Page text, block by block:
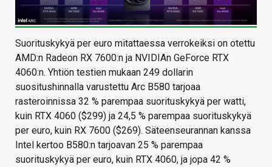
Suorituskykyä per euro mitattaessa verrokeiksi on otettu
AMD:n Radeon RX 7600:n ja NVIDIAn GeForce RTX
4060:n. Yhtiön testien mukaan 249 dollarin
suositushinnalla varustettu Arc B580 tarjoaa
rasteroinnissa 32 % parempaa suorituskykyä per watti,
kuin RTX 4060 ($299) ja 24,5 % parempaa suorituskykyä
per euro, kuin RX 7600 ($269). Säteenseurannan kanssa
Intel kertoo B580:n tarjoavan 25 % parempaa
suorituskykyä per euro, kuin RTX 4060, ja jopa 42 %